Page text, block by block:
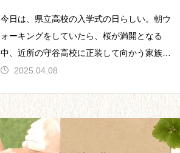
今日は、県立高校の入学式の日らしい。朝ウ
ォーキングをしていたら、桜が満開となる
中、近所の守谷高校に正装して向かう家族連
れを何人も見かけた。そうか。わが家の息子
2025.04.08